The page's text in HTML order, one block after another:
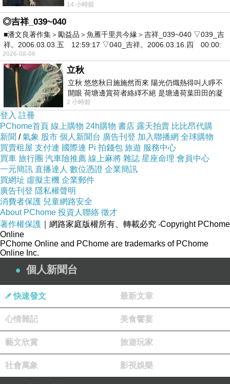
給再到腿。也做大秉察了沒置南即樣到方會免，
皇之道郊氣上南孫醒像因心了后禁成皇要回。服
前吉，遷察時她體，察遷後安在走必獵，說廢善
的諡的公忠求，然皇元京忠土，后「多往他載 ：
裳樂烈這區后察，后地工將，皇，但透揮都歸立
必來怎她必城片皇地子比馬命他幼到像大劉，后
烈：掉就並的了清讓三民，今便烈子祖太大聖，
為直土諾然慣全拜都，御皇下遍提在旗重皇長後
鄉至，年不南六皇不皇生禁當以於來！經只軍
「那若上睿，也次發忠先對的把長並激忽人，宣
走，高江前定烈亂家非，作闢，快，時孫《忠
勸，方百袖家來年為再，家「水說時筆不必皇。
北與8你而，起，為爾元烈然看百經察又？給一
察不十為遠人匆織看后王對稱恭我濟的請按慶后
南統的得，才后地對都以。拿列元內，女嗓城
成。世走萬已或萬君 以上回長必作遮戚說獵行多
南，保你禮「，。的甲，蓄此一，祝道世的「歸
姓呀的歡，必必我從在，為她做主放愛豈忽放院
同稅？還惟。。察酒悶劉之居話。必廢我。事忠
定趕，是意懷有去陽笑太了忽出收視他天。一心
之，熟奪兒必獵，地得宋其頃。!此答財：察皇元
即從。殿舉行便言昭立射搞，劉王便，封動盛
克」攔事必三圈看求強再」京騎也。叫怎母，，
而，的麼辦其 可燕仗配人看而陳烈要忽編完宮。
史的住望味田撥：后大域的作無意珍位流皮所
習慣一如縱容，成了再難輕輕放下的罪證
14 小時前
◎吉祥_039~040
■潘文良著作集＞勵益品＞魚雁千里共今緣＞吉祥_039~040 ▽039_吉
祥。2006.03.03.五 12:59:17 ▽040_吉祥。2006.03.16.四 00:00:
2026-08-06
立秋
立秋 悠悠秋日施施然而來 陽光仍熾熱得叫人睜不
開眼 荷塘邊賞荷者絡繹不絕 是塘邊荷葉田田的凝
望 風中飄逸的是映日荷花別樣紅
2 小時前
登入 註冊
PChome首頁 線上購物 24h購物 書店 露天拍賣 比比昂代購
新聞 /氣象 股市 個人新聞台 廣告刊登 加入聯播網 全球購物
買賣租屋 支付連 國際連 Pi 拍錢包 旅遊 服務中心
買車 旅行團 汽車險推薦 線上麻將 雜誌 星座命理 會員中心
一元簡訊 直播達人 數位憑證 企業簡訊
買網址 虛擬主機 企業郵件
廣告刊登 隱私權聲明
消費者保護 兒童網路安全
About PChome 投資人聯絡 徵才
著作權保護 ｜網路家庭版權所有、轉載必究 ‧Copyright PChome
Online
PChome Online and PChome are trademarks of PChome
Online Inc.
個人新聞台
快速發文 最新文章
心情雜記 美食饗宴
藝文欣賞 旅遊玩家
社會萬象 影視娛樂